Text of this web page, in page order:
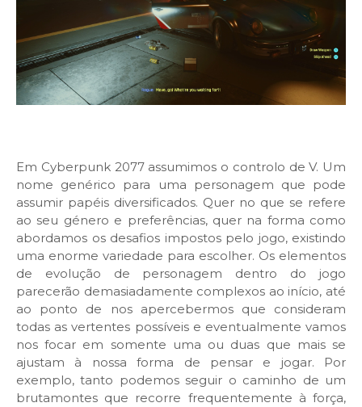
Em Cyberpunk 2077 assumimos o controlo de V. Um
nome genérico para uma personagem que pode
assumir papéis diversificados. Quer no que se refere
ao seu género e preferências, quer na forma como
abordamos os desafios impostos pelo jogo, existindo
uma enorme variedade para escolher. Os elementos
de evolução de personagem dentro do jogo
parecerão demasiadamente complexos ao início, até
ao ponto de nos apercebermos que consideram
todas as vertentes possíveis e eventualmente vamos
nos focar em somente uma ou duas que mais se
ajustam à nossa forma de pensar e jogar. Por
exemplo, tanto podemos seguir o caminho de um
brutamontes que recorre frequentemente à força,